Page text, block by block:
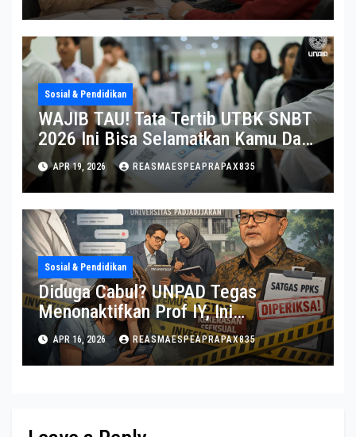
Sosial & Pendidikan
WAJIB TAU! Tata Tertib UTBK SNBT
2026 Ini Bisa Selamatkan Kamu Dari
Diskualifikasi
APR 19, 2026 REASMAESPEAPRAPAX835
Sosial & Pendidikan
Diduga Cabul? UNPAD Tegas
Menonaktifkan Prof IY, Ini
Penjelasannya!
APR 16, 2026 REASMAESPEAPRAPAX835